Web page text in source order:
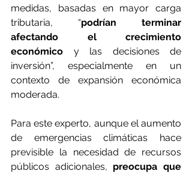
medidas, basadas en mayor carga
tributaria, “podrían terminar
afectando el crecimiento
económico y las decisiones de
inversión”, especialmente en un
contexto de expansión económica
moderada.
Para este experto, aunque el aumento
de emergencias climáticas hace
previsible la necesidad de recursos
públicos adicionales, preocupa que